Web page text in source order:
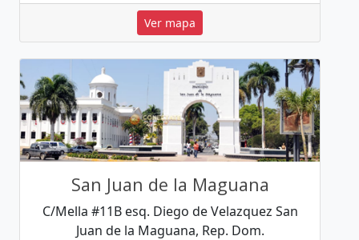
Ver mapa
San Juan de la Maguana
C/Mella #11B esq. Diego de Velazquez San
Juan de la Maguana, Rep. Dom.